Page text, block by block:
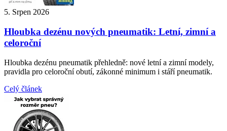
5. Srpen 2026
Hloubka dezénu nových pneumatik: Letní, zimní a
celoroční
Hloubka dezénu pneumatik přehledně: nové letní a zimní modely,
pravidla pro celoroční obutí, zákonné minimum i stáří pneumatik.
Celý článek